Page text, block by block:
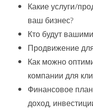
Какие услуги/
ваш бизнес?
Кто будут
Продвижение
Как можно
компании для
Финансовое
доход,